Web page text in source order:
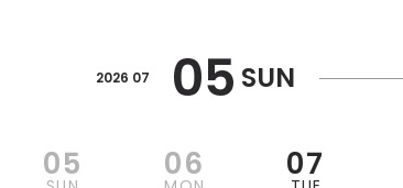
2026 07 05 SUN
05 06 07